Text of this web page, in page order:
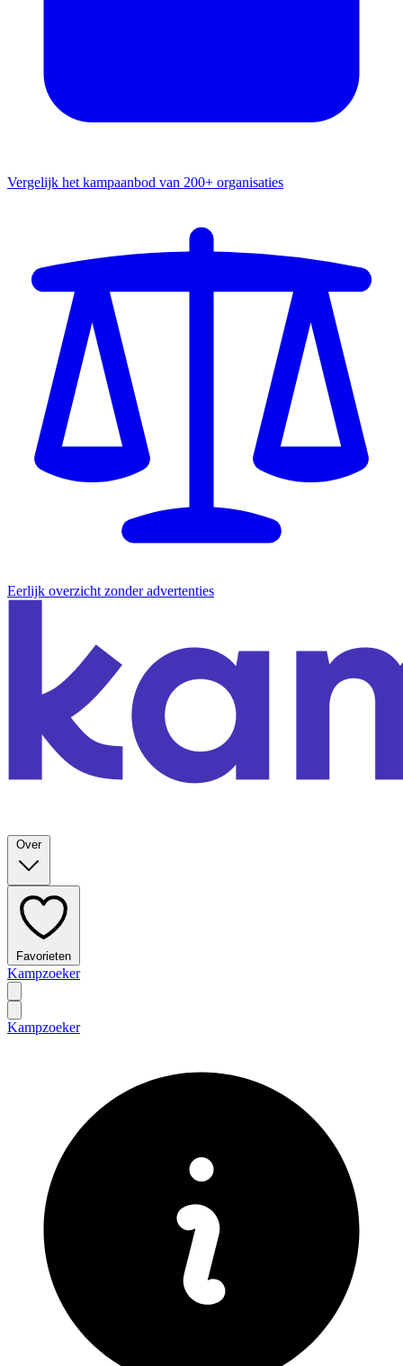
Vergelijk het kampaanbod van 200+ organisaties
Eerlijk overzicht zonder advertenties
Over
Favorieten
Kampzoeker
Kampzoeker